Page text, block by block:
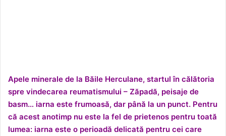
Apele minerale de la Băile Herculane, startul în călătoria
spre vindecarea reumatismului – Zăpadă, peisaje de
basm… iarna este frumoasă, dar până la un punct. Pentru
că acest anotimp nu este la fel de prietenos pentru toată
lumea: iarna este o perioadă delicată pentru cei care